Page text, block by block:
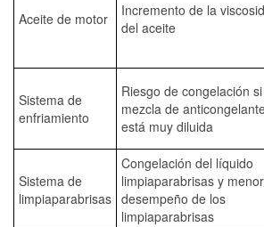
Aceite de motor
Incremento de la
del aceite
Sistema de
enfriamiento
Riesgo de congelación
mezcla de
está muy diluida
Sistema de
limpiaparabrisas
Congelación del líquido
limpiaparabrisas y menor
desempeño de los
limpiaparabrisas